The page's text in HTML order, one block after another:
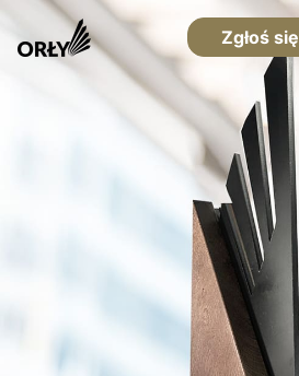
Zgłoś się